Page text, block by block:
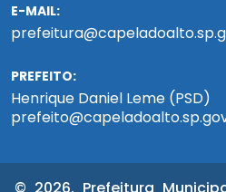
E-MAIL:
PREFEITO:
Henrique Daniel Leme (PSD)
© 2026. Prefeitura